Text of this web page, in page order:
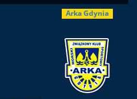
Arka Gdynia